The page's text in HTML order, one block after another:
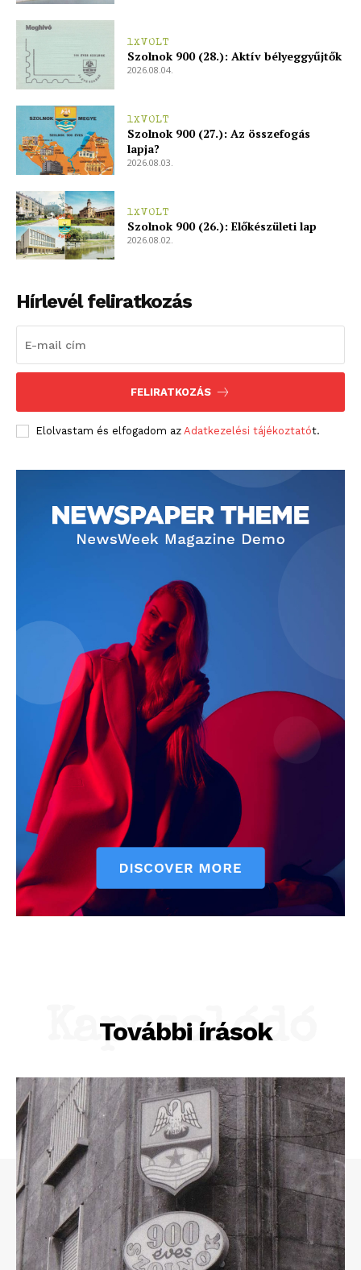
1XVOLT
Szolnok 900 (28.): Aktív bélyeggyűjtők
2026.08.04.
1XVOLT
Szolnok 900 (27.): Az összefogás
lapja?
2026.08.03.
1XVOLT
Szolnok 900 (26.): Előkészületi lap
2026.08.02.
Hírlevél feliratkozás
FELIRATKOZÁS
Elolvastam és elfogadom az Adatkezelési tájékoztatót.
További írások
Kapcsolódó